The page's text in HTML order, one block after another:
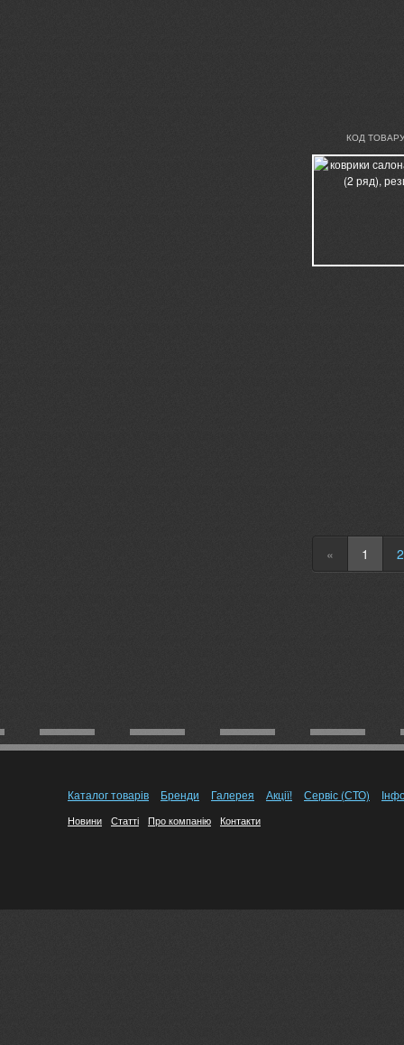
КОД
« 1 2
Каталог товарів Бренди Галерея Акції! Сервіс (СТО)
Новини Статті Про компанію Контакти